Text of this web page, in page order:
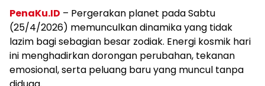
PenaKu.ID – Pergerakan planet pada Sabtu
(25/4/2026) memunculkan dinamika yang tidak
lazim bagi sebagian besar zodiak. Energi kosmik hari
ini menghadirkan dorongan perubahan, tekanan
emosional, serta peluang baru yang muncul tanpa